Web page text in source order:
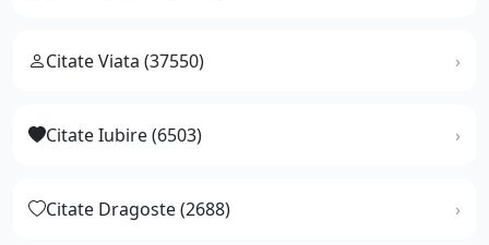
Citate Viata (37550)
Citate Iubire (6503)
Citate Dragoste (2688)